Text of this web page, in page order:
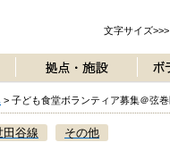
文字サイズ>>>
> 子ども食堂ボランティア募集＠弦
田谷線 その他